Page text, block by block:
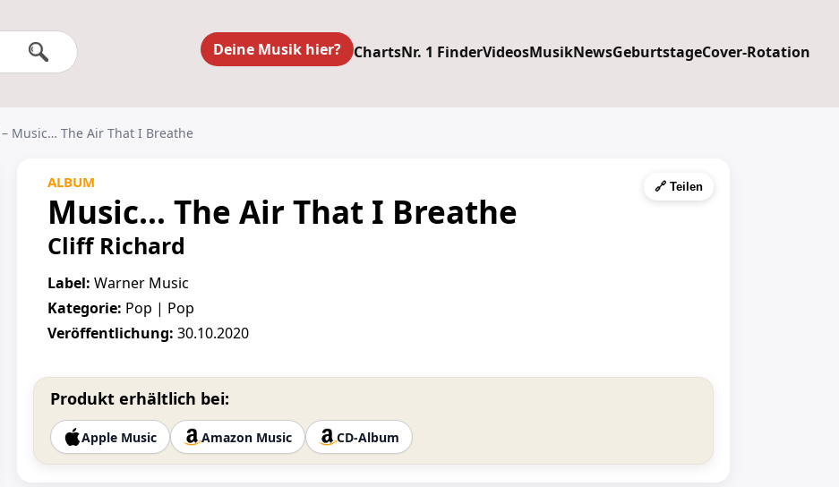
Deine Musik hier? ChartsNr. 1 FinderVideosMusikNewsGeburtstageCover-Rotation
Music… The Air That I Breathe
🔗 Teilen
ALBUM
Music… The Air That I Breathe
Cliff Richard
Label: Warner Music
Kategorie: Pop | Pop
Veröffentlichung: 30.10.2020
Produkt erhältlich bei:
Apple Music Amazon Music CD-Album